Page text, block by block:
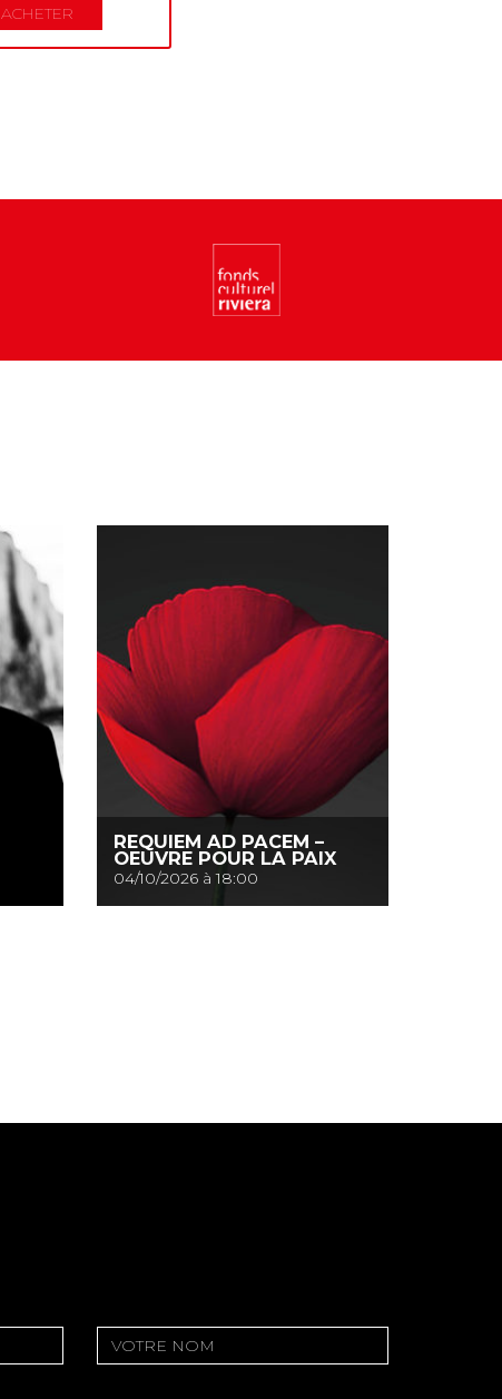
ACHETER
REQUIEM AD PACEM –
OEUVRE POUR LA PAIX
04/10/2026 à 18:00